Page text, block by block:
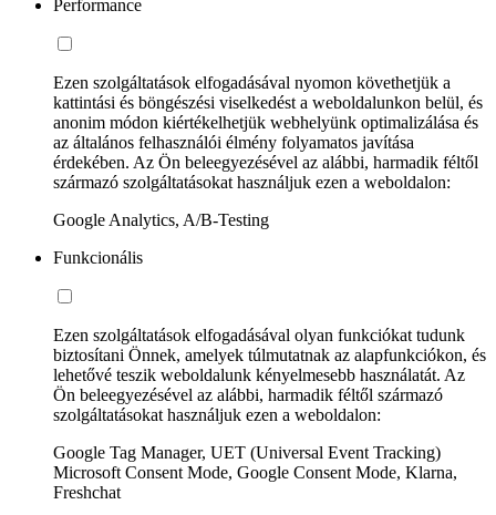
Performance
Ezen szolgáltatások elfogadásával nyomon követhetjük a
kattintási és böngészési viselkedést a weboldalunkon belül, és
anonim módon kiértékelhetjük webhelyünk optimalizálása és
az általános felhasználói élmény folyamatos javítása
érdekében. Az Ön beleegyezésével az alábbi, harmadik féltől
származó szolgáltatásokat használjuk ezen a weboldalon:
Google Analytics, A/B-Testing
Funkcionális
Ezen szolgáltatások elfogadásával olyan funkciókat tudunk
biztosítani Önnek, amelyek túlmutatnak az alapfunkciókon, és
lehetővé teszik weboldalunk kényelmesebb használatát. Az
Ön beleegyezésével az alábbi, harmadik féltől származó
szolgáltatásokat használjuk ezen a weboldalon:
Google Tag Manager, UET (Universal Event Tracking)
Microsoft Consent Mode, Google Consent Mode, Klarna,
Freshchat